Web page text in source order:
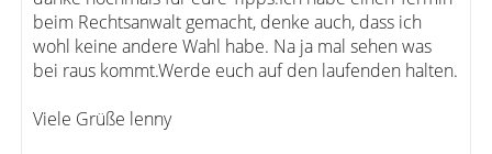
beim Rechtsanwalt gemacht, denke auch, dass ich
wohl keine andere Wahl habe. Na ja mal sehen was
bei raus kommt.Werde euch auf den laufenden halten.
Viele Grüße lenny